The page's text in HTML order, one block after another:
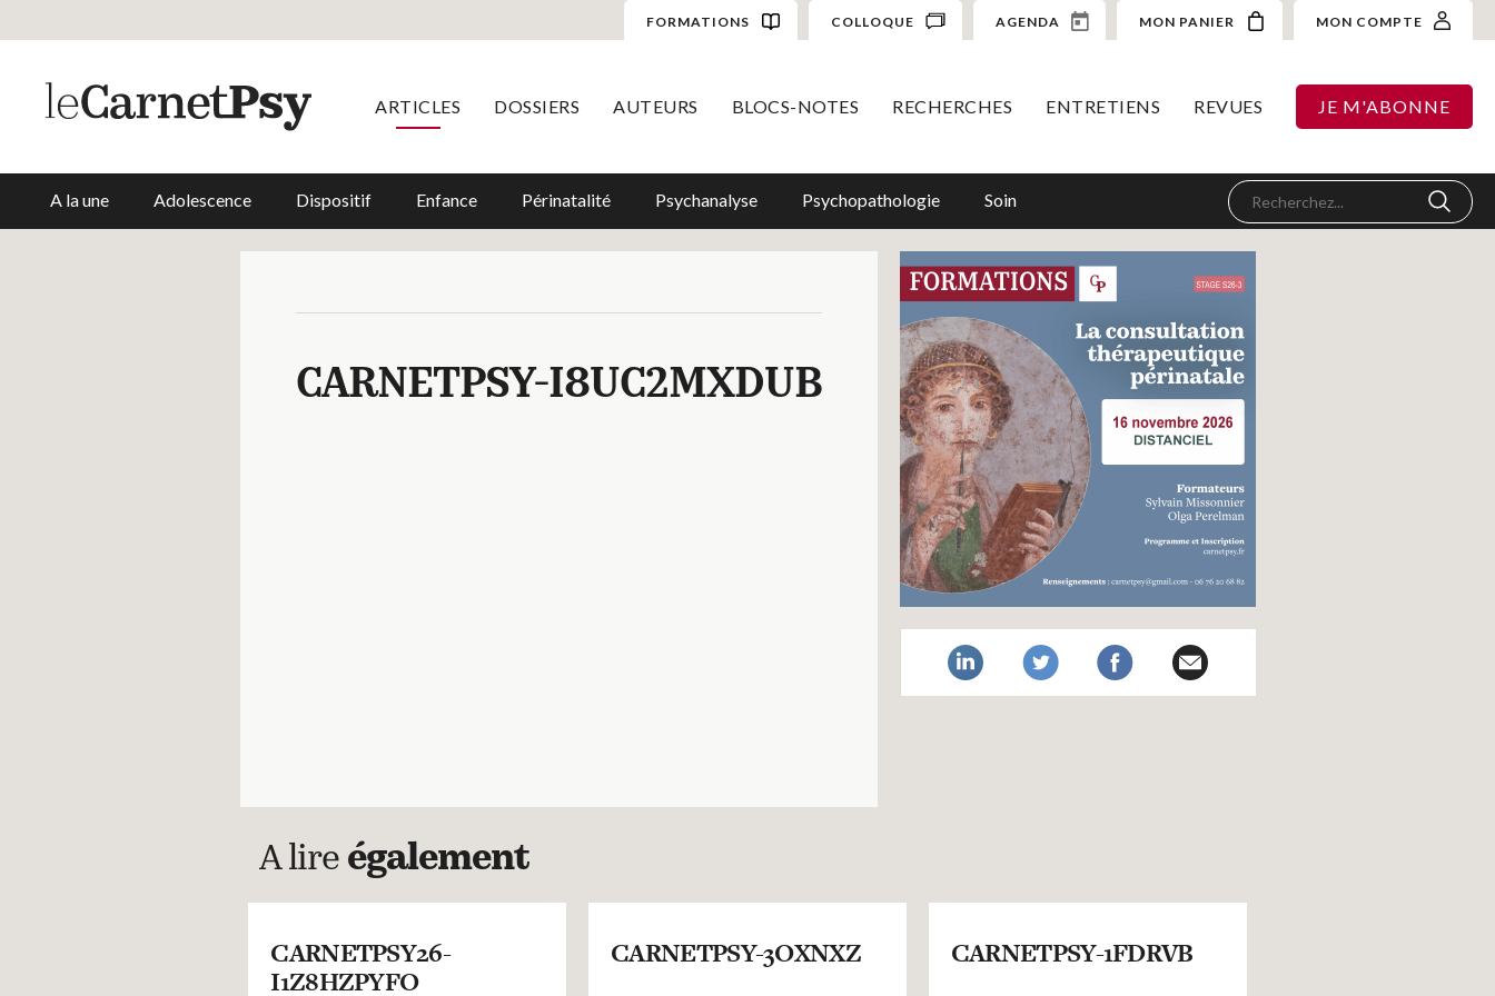
FORMATIONS COLLOQUE AGENDA MON PANIER MON COMPTE
ARTICLES DOSSIERS AUTEURS BLOCS-NOTES RECHERCHES ENTRETIENS REVUES JE M'ABONNE
A la une Adolescence Dispositif Enfance Périnatalité Psychanalyse Psychopathologie Soin
CARNETPSY-I8UC2MXDUB
A lire également
CARNETPSY26-
I1Z8HZPYFO
CARNETPSY-3OXNXZ CARNETPSY-1FDRVB